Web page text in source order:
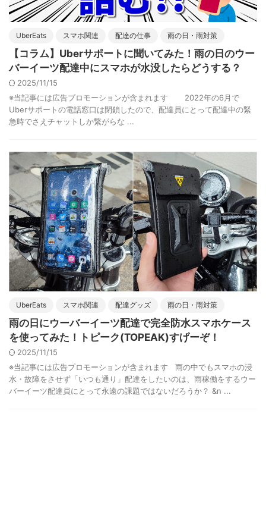
UberEats スマホ関連 配達の仕事 雨の日・雨対策
【コラム】Uberサポートに聞いてみた！雨の日のウー
バーイーツ配達中にスマホが水没したらどうする？
2025/11/15
※当記事には広告プロモーションが含まれます 2022年の6月で
Uberサポートの電話窓口は閉鎖したので、配達員にとって配達中の緊
急時でさえチャットしか繋がらな ...
UberEats スマホ関連 配達グッズ 雨の日・雨対策
雨の日にウーバーイーツ配達で完全防水スマホケース
を使ってみた！トピーク(TOPEAK)すげーぞ！
2025/11/15
※当記事には広告プロモーションが含まれます 雨の中でもスマホの浸
水・故障をさせず「いつも通り」配達をしたいのは、雨稼働をするウー
バーイーツ配達員にとって永遠の課題ではないだろうか？ &n ...